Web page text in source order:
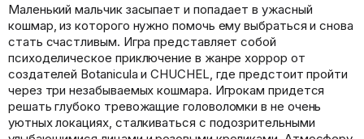
Маленький мальчик засыпает и попадает в ужасный
кошмар, из которого нужно помочь ему выбраться и снова
стать счастливым. Игра представляет собой
психоделическое приключение в жанре хоррор от
создателей Botanicula и CHUCHEL, где предстоит пройти
через три незабываемых кошмара. Игрокам придется
решать глубоко тревожащие головоломки в не очень
уютных локациях, сталкиваться с подозрительными